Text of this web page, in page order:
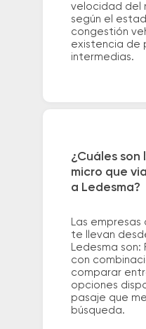
velocidad del
según el
congestión
existencia de
intermedias.
¿Cuáles son
micro que
a Ledesma?
Las
te llevan
Ledesma son:
con
comparar
opciones
pasaje que
búsqueda.